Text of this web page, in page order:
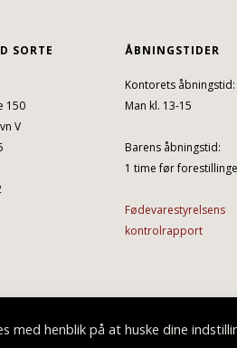
SORTE
150
V
ÅBNINGSTIDER
Kontorets åbningstid:
Man kl. 13-15
Barens åbningstid:
1 time før
Fødevarestyrelsens
kontrolrapport
© 2019
med henblik på at huske dine